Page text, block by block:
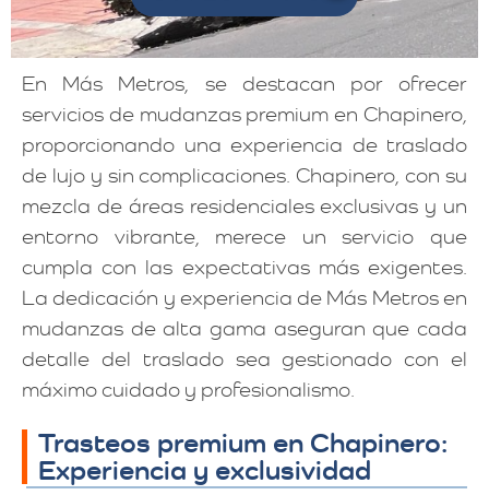
En Más Metros, se destacan por ofrecer
servicios de mudanzas premium en Chapinero,
proporcionando una experiencia de traslado
de lujo y sin complicaciones. Chapinero, con su
mezcla de áreas residenciales exclusivas y un
entorno vibrante, merece un servicio que
cumpla con las expectativas más exigentes.
La dedicación y experiencia de Más Metros en
mudanzas de alta gama aseguran que cada
detalle del traslado sea gestionado con el
máximo cuidado y profesionalismo.
Trasteos premium en Chapinero:
Experiencia y exclusividad